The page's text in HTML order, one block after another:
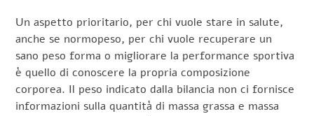
Un aspetto prioritario, per chi vuole stare in salute,
anche se normopeso, per chi vuole recuperare un
sano peso forma o migliorare la performance sportiva
è quello di conoscere la propria composizione
corporea. Il peso indicato dalla bilancia non ci fornisce
informazioni sulla quantità di massa grassa e massa